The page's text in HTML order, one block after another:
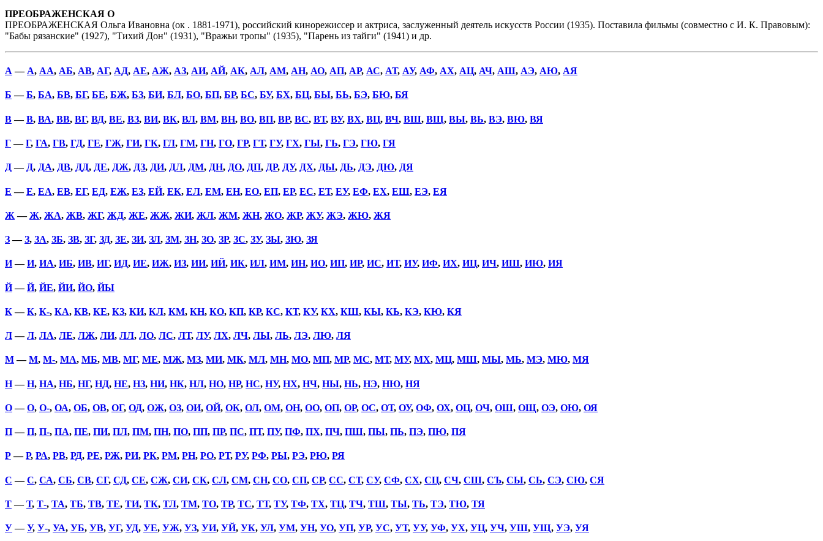
ПРЕОБРАЖЕНСКАЯ О
ПРЕОБРАЖЕНСКАЯ Ольга Ивановна (ок . 1881-1971), российский кинорежиссер и актриса, заслуженный деятель искусств России (1935). Поставила фильмы (совместно с И. К. Правовым):
"Бабы рязанские" (1927), "Тихий Дон" (1931), "Вражьи тропы" (1935), "Парень из тайги" (1941) и др.
А — А, АА, АБ, АВ, АГ, АД, АЕ, АЖ, АЗ, АИ, АЙ, АК, АЛ, АМ, АН, АО, АП, АР, АС, АТ, АУ, АФ, АХ, АЦ, АЧ, АШ, АЭ, АЮ, АЯ
Б —Б, БА, БВ, БГ, БЕ, БЖ, БЗ, БИ, БЛ, БО, БП, БР, БС, БУ, БХ, БЦ, БЫ, БЬ, БЭ, БЮ, БЯ
В—В, ВА, ВВ, ВГ, ВД, ВЕ, ВЗ, ВИ, ВК, ВЛ, ВМ, ВН, ВО, ВП, ВР, ВС, ВТ, ВУ, ВХ, ВЦ, ВЧ, ВШ, ВЩ, ВЫ, ВЬ, ВЭ, ВЮ, ВЯ
Г—Г, ГА, ГВ, ГД, ГЕ, ГЖ, ГИ, ГК, ГЛ, ГМ, ГН, ГО, ГР, ГТ, ГУ, ГХ, ГЫ, ГЬ, ГЭ, ГЮ, ГЯ
Д— Д, ДА, ДВ, ДД, ДЕ, ДЖ, ДЗ, ДИ, ДЛ, ДМ, ДН, ДО, ДП, ДР, ДУ, ДХ, ДЫ, ДЬ, ДЭ, ДЮ, ДЯ
Е —Е, ЕА, ЕВ, ЕГ, ЕД, ЕЖ, ЕЗ, ЕЙ, ЕК, ЕЛ, ЕМ, ЕН, ЕО, ЕП, ЕР, ЕС, ЕТ, ЕУ, ЕФ, ЕХ, ЕШ, ЕЭ, ЕЯ
Ж —Ж, ЖА, ЖВ, ЖГ, ЖД, ЖЕ, ЖЖ, ЖИ, ЖЛ, ЖМ, ЖН, ЖО, ЖР, ЖУ, ЖЭ, ЖЮ, ЖЯ
З—З, ЗА, ЗБ, ЗВ, ЗГ, ЗД, ЗЕ, ЗИ, ЗЛ, ЗМ, ЗН, ЗО, ЗР, ЗС, ЗУ, ЗЫ, ЗЮ, ЗЯ
И—И, ИА, ИБ, ИВ, ИГ, ИД, ИЕ, ИЖ, ИЗ, ИИ, ИЙ, ИК, ИЛ, ИМ, ИН, ИО, ИП, ИР, ИС, ИТ, ИУ, ИФ, ИХ, ИЦ, ИЧ, ИШ, ИЮ, ИЯ
Й—Й, ЙЕ, ЙИ, ЙО, ЙЫ
К—К, К-, КА, КВ, КЕ, КЗ, КИ, КЛ, КМ, КН, КО, КП, КР, КС, КТ, КУ, КХ, КШ, КЫ, КЬ, КЭ, КЮ, КЯ
Л—Л, ЛА, ЛЕ, ЛЖ, ЛИ, ЛЛ, ЛО, ЛС, ЛТ, ЛУ, ЛХ, ЛЧ, ЛЫ, ЛЬ, ЛЭ, ЛЮ, ЛЯ
М—М, М-, МА, МБ, МВ, МГ, МЕ, МЖ, МЗ, МИ, МК, МЛ, МН, МО, МП, МР, МС, МТ, МУ, МХ, МЦ, МШ, МЫ, МЬ, МЭ, МЮ, МЯ
Н—Н, НА, НБ, НГ, НД, НЕ, НЗ, НИ, НК, НЛ, НО, НР, НС, НУ, НХ, НЧ, НЫ, НЬ, НЭ, НЮ, НЯ
О—О, О-, ОА, ОБ, ОВ, ОГ, ОД, ОЖ, ОЗ, ОИ, ОЙ, ОК, ОЛ, ОМ, ОН, ОО, ОП, ОР, ОС, ОТ, ОУ, ОФ, ОХ, ОЦ, ОЧ, ОШ, ОЩ, ОЭ, ОЮ, ОЯ
П—П, П-, ПА, ПЕ, ПИ, ПЛ, ПМ, ПН, ПО, ПП, ПР, ПС, ПТ, ПУ, ПФ, ПХ, ПЧ, ПШ, ПЫ, ПЬ, ПЭ, ПЮ, ПЯ
Р—Р, РА, РВ, РД, РЕ, РЖ, РИ, РК, РМ, РН, РО, РТ, РУ, РФ, РЫ, РЭ, РЮ, РЯ
С —С, СА, СБ, СВ, СГ, СД, СЕ, СЖ, СИ, СК, СЛ, СМ, СН, СО, СП, СР, СС, СТ, СУ, СФ, СХ, СЦ, СЧ, СШ, СЪ, СЫ, СЬ, СЭ, СЮ, СЯ
Т—Т, Т-, ТА, ТБ, ТВ, ТЕ, ТИ, ТК, ТЛ, ТМ, ТО, ТР, ТС, ТТ, ТУ, ТФ, ТХ, ТЦ, ТЧ, ТШ, ТЫ, ТЬ, ТЭ, ТЮ, ТЯ
У—У, У-, УА, УБ, УВ, УГ, УД, УЕ, УЖ, УЗ, УИ, УЙ, УК, УЛ, УМ, УН, УО, УП, УР, УС, УТ, УУ, УФ, УХ, УЦ, УЧ, УШ, УЩ, УЭ, УЯ